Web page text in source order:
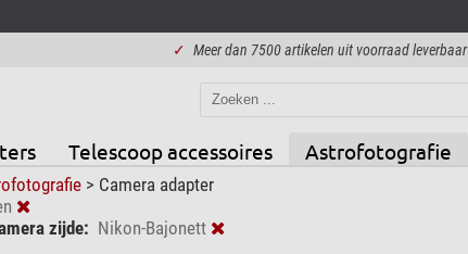
✓ Meer dan 7500 artikelen uit voorraad leverbaar
Telescoop accessoires Astrofotografie
> Camera adapter
zijde: Nikon-Bajonett